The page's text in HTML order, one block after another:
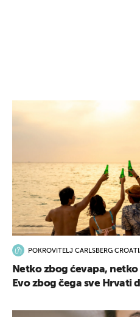
POKROVITELJ CARLSBERG
Netko zbog ćevapa,
Evo zbog čega sve Hrvati